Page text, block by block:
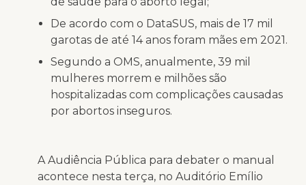
De acordo com o DataSUS, mais de 17 mil
garotas de até 14 anos foram mães em 2021.
Segundo a OMS, anualmente, 39 mil
mulheres morrem e milhões são
hospitalizadas com complicações causadas
por abortos inseguros.
A Audiência Pública para debater o manual
acontece nesta terça, no Auditório Emílio